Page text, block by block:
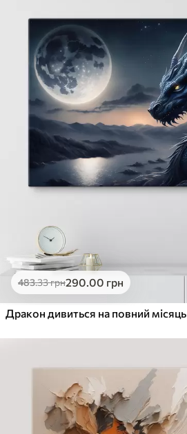
✓Яскраві, насичені кольори
Стійкість до вицвітання
✓Безпечне чорнило без запаху
Поверхня з текстурою полотна
Екологічний матеріал
Преміум
363.00 грн
Яскраві, насичені кольори
✓ Стійкість до вицвітання
Екологічний матеріал
Еко-Преміум
.00грн
✓Яскраві, насичені кольори
Екологічний матеріал
483.33грн290.00 грн
Дракон дивиться на повний місяць